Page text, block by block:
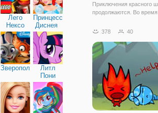
Лего
Нексо
Найтс
Принцессы
Диснея
Зверополис
Литл
Пони
Дружба
Приключения красного
продолжаются. Во время
прекрасную вторую
Этот негодяй спрятал
на десятом этаже
здания. Маленький
378 40